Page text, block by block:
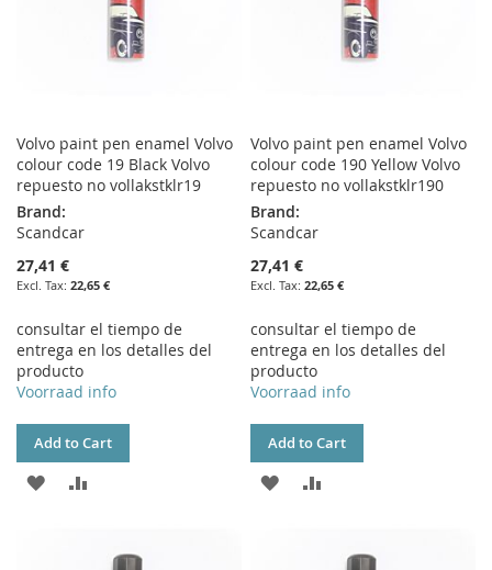
Volvo paint pen enamel Volvo
colour code 19 Black Volvo
repuesto no vollakstklr19
Brand:
Scandcar
27,41 €
22,65 €
consultar el tiempo de
entrega en los detalles del
producto
Voorraad info
Add to Cart
ADD
COMPARE
Volvo paint pen enamel Volvo
colour code 190 Yellow Volvo
repuesto no vollakstklr190
Brand:
Scandcar
27,41 €
22,65 €
consultar el tiempo de
entrega en los detalles del
producto
Voorraad info
Add to Cart
ADD
COMPARE